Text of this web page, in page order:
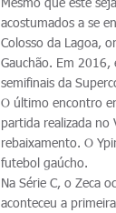
acostumados a se
Colosso da Lagoa,
Gauchão. Em
semifinais da
O último encontro
partida realizada no
rebaixamento. O
futebol gaúcho.
Na Série C, o Zeca
aconteceu a